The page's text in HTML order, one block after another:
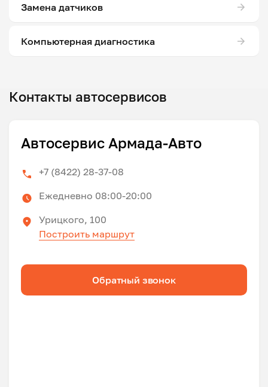
Замена датчиков
Компьютерная диагностика
Контакты автосервисов
Автосервис Армада-Авто
+7 (8422) 28-37-08
Ежедневно 08:00-20:00
Урицкого, 100
Построить маршрут
Обратный звонок